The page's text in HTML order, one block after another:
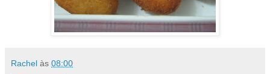
Rachel às 08:00